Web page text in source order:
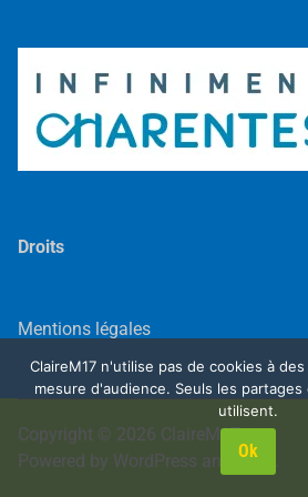
Droits
Mentions légales
Copyright © 2026 ClaireM17.
Powered by WordPress and Exalt
ClaireM17 n'utilise pas de cookies à
mesure d'audience. Seuls les
utilisent.
Ok